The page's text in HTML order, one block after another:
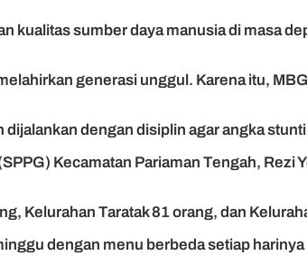
kualitas sumber daya manusia di masa
generasi unggul. Karena itu,
dengan disiplin agar angka
Kecamatan Pariaman Tengah,
Kelurahan Taratak 81 orang, dan
dengan menu berbeda setiap